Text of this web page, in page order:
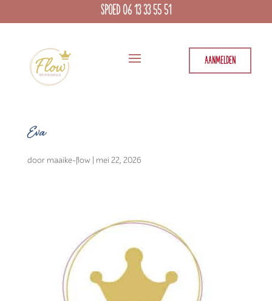
SPOED 06 13 33 55 51
AANMELDEN
Eva
door maaike-flow | mei 22, 2026